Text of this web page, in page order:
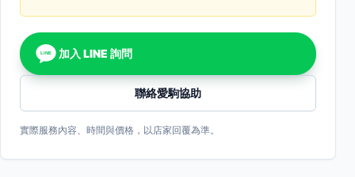
LINE 加入 LINE 詢問
聯絡愛駒協助
實際服務內容、時間與價格，以店家回覆為準。